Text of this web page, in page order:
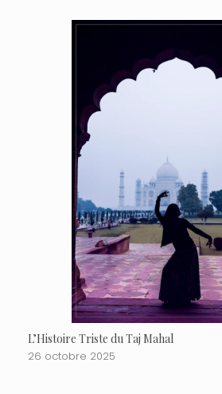
L’Histoire Triste du Taj Mahal
26 octobre 2025